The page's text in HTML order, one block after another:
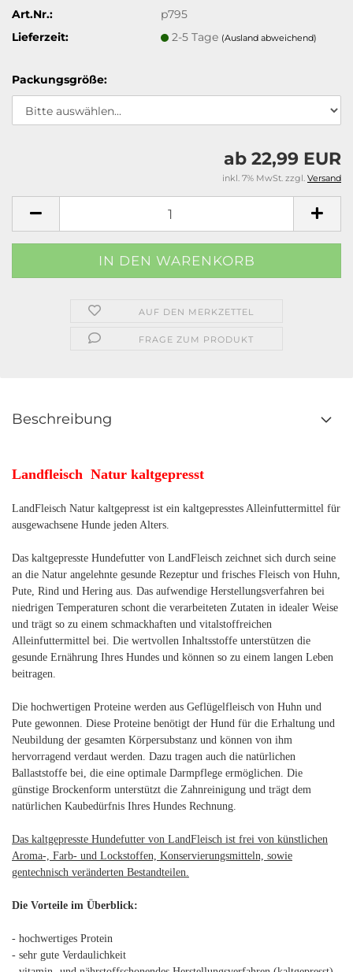
Art.Nr.:
p795
Lieferzeit:
2-5 Tage (Ausland abweichend)
Packungsgröße:
ab 22,99 EUR
inkl. 7% MwSt. zzgl. Versand
AUF DEN MERKZETTEL
FRAGE ZUM PRODUKT
Beschreibung
Landfleisch Natur kaltgepresst
LandFleisch Natur kaltgepresst ist ein kaltgepresstes Alleinfuttermittel für
ausgewachsene Hunde jeden Alters.
Das kaltgepresste Hundefutter von LandFleisch zeichnet sich durch seine
an die Natur angelehnte gesunde Rezeptur und frisches Fleisch von Huhn,
Pute, Rind und Hering aus. Das aufwendige Herstellungsverfahren bei
niedrigen Temperaturen schont die verarbeiteten Zutaten in idealer Weise
und trägt so zu einem schmackhaften und vitalstoffreichen
Alleinfuttermittel bei. Die wertvollen Inhaltsstoffe unterstützen die
gesunde Ernährung Ihres Hundes und können so zu einem langen Leben
beitragen.
Die hochwertigen Proteine werden aus Geflügelfleisch von Huhn und
Pute gewonnen. Diese Proteine benötigt der Hund für die Erhaltung und
Neubildung der gesamten Körpersubstanz und können von ihm
hervorragend verdaut werden. Dazu tragen auch die natürlichen
Ballaststoffe bei, die eine optimale Darmpflege ermöglichen. Die
günstige Brockenform unterstützt die Zahnreinigung und trägt dem
natürlichen Kaubedürfnis Ihres Hundes Rechnung.
Das kaltgepresste Hundefutter von LandFleisch ist frei von künstlichen
Aroma-, Farb- und Lockstoffen, Konservierungsmitteln, sowie
gentechnisch veränderten Bestandteilen.
Die Vorteile im Überblick:
- hochwertiges Protein
- sehr gute Verdaulichkeit